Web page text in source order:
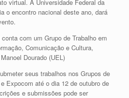
virtual. A Universidade Federal da
o encontro nacional deste ano, dará
com um Grupo de Trabalho em
Comunicação e Cultura,
Dourado (UEL)
seus trabalhos nos Grupos de
Expocom até o dia 12 de outubro de
e submissões pode ser